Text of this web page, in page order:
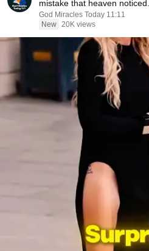
mistake that heaven
God Miracles Today 11:11
New 20K views